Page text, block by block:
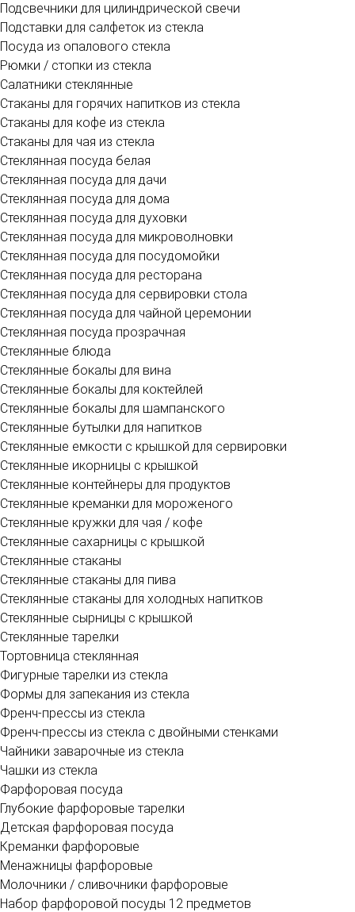
Подсвечники для цилиндрической свечи
Подставки для салфеток из стекла
Посуда из опалового стекла
Рюмки / стопки из стекла
Салатники стеклянные
Стаканы для горячих напитков из стекла
Стаканы для кофе из стекла
Стаканы для чая из стекла
Стеклянная посуда белая
Стеклянная посуда для дачи
Стеклянная посуда для дома
Стеклянная посуда для духовки
Стеклянная посуда для микроволновки
Стеклянная посуда для посудомойки
Стеклянная посуда для ресторана
Стеклянная посуда для сервировки стола
Стеклянная посуда для чайной церемонии
Стеклянная посуда прозрачная
Стеклянные блюда
Стеклянные бокалы для вина
Стеклянные бокалы для коктейлей
Стеклянные бокалы для шампанского
Стеклянные бутылки для напитков
Стеклянные емкости с крышкой для сервировки
Стеклянные икорницы с крышкой
Стеклянные контейнеры для продуктов
Стеклянные креманки для мороженого
Стеклянные кружки для чая / кофе
Стеклянные сахарницы с крышкой
Стеклянные стаканы
Стеклянные стаканы для пива
Стеклянные стаканы для холодных напитков
Стеклянные сырницы с крышкой
Стеклянные тарелки
Тортовница стеклянная
Фигурные тарелки из стекла
Формы для запекания из стекла
Френч-прессы из стекла
Френч-прессы из стекла с двойными стенками
Чайники заварочные из стекла
Чашки из стекла
Фарфоровая посуда
Глубокие фарфоровые тарелки
Детская фарфоровая посуда
Креманки фарфоровые
Менажницы фарфоровые
Молочники / сливочники фарфоровые
Набор фарфоровой посуды 12 предметов